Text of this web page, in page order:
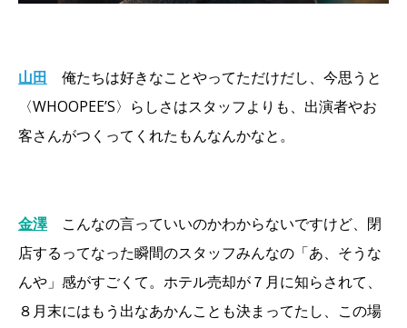
山田
俺たちは好きなことやってただけだし、今思うと
〈WHOOPEE’S〉らしさはスタッフよりも、出演者やお
客さんがつくってくれたもんなんかなと。
金澤
こんなの言っていいのかわからないですけど、閉
店するってなった瞬間のスタッフみんなの「あ、そうな
んや」感がすごくて。ホテル売却が７月に知らされて、
８月末にはもう出なあかんことも決まってたし、この場